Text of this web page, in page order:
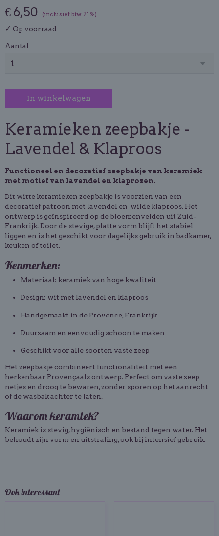
€ 6,50 (inclusief btw 21%)
✓ Op voorraad
Aantal
In winkelwagen
Keramieken zeepbakje -
Lavendel & Klaproos
Functioneel en decoratief zeepbakje van keramiek
met motief van lavendel en klaprozen.
Dit witte keramieken zeepbakje is voorzien van een
decoratief patroon met lavendel en wilde klaproos. Het
ontwerp is geïnspireerd op de bloemenvelden uit Zuid-
Frankrijk. Door de stevige, platte vorm blijft het stabiel
liggen en is het geschikt voor dagelijks gebruik in badkamer,
keuken of toilet.
Kenmerken:
Materiaal: keramiek van hoge kwaliteit
Design: wit met lavendel en klaproos
Handgemaakt in de Provence, Frankrijk
Duurzaam en eenvoudig schoon te maken
Geschikt voor alle soorten vaste zeep
Het zeepbakje combineert functionaliteit met een
herkenbaar Provençaals ontwerp. Perfect om vaste zeep
netjes en droog te bewaren, zonder sporen op het aanrecht
of de wasbak achter te laten.
Waarom keramiek?
Keramiek is stevig, hygiënisch en bestand tegen water. Het
behoudt zijn vorm en uitstraling, ook bij intensief gebruik.
Ook interessant